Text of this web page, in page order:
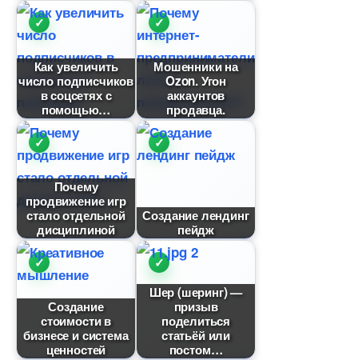
Как увеличить
число подписчико
соцсетях с
помощью
Мошенники на
Ozon. Угон
аккаунто
продавца.
Почему
продвижение игр
стало отдельной
дисциплиной
Создание лендин
пейдж
Создание
стоимости
изнесе и система
ценностей
Шер (шеринг) —
призы
поделиться
статьёй или
постом